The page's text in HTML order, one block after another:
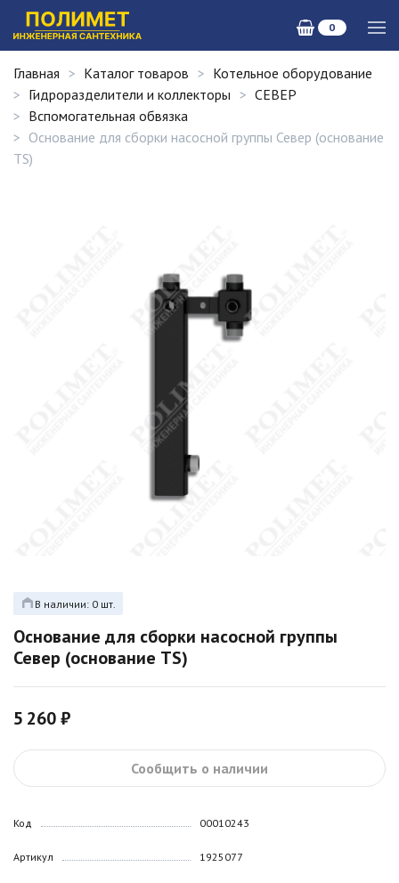
0
Главная Каталог товаров
Котельное оборудование
Гидроразделители и коллекторы
СЕВЕР
Вспомогательная обвязка
Основание для сборки насосной группы Север (основание
TS)
В наличии: 0 шт.
Основание для сборки насосной группы
Север (основание TS)
5 260 ₽
Сообщить о наличии
Код
Артикул
00010243
1925077